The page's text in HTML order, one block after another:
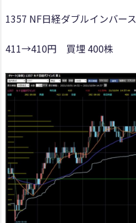
1357 NF日経ダブルインバース
411→410円 買埋 400株